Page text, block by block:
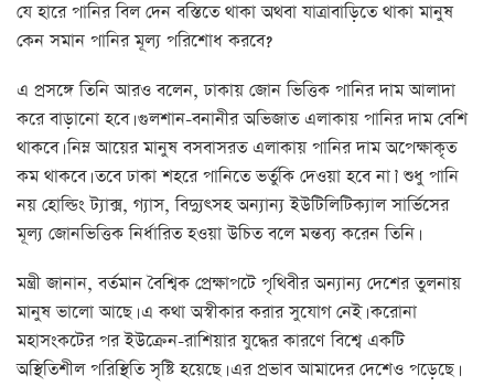
যে হারে পানির বিল দেন বস্তিতে থাকা অথবা যাত্রাবাড়িতে থাকা মানুষ
কেন সমান পানির মূল্য পরিশোধ করবে?
এ প্রসঙ্গে তিনি আরও বলেন, ঢাকায় জোন ভিত্তিক পানির দাম আলাদা
করে বাড়ানো হবে। গুলশান-বনানীর অভিজাত এলাকায় পানির দাম বেশি
থাকবে। নিম্ন আয়ের মানুষ বসবাসরত এলাকায় পানির দাম অপেক্ষাকৃত
কম থাকবে। তবে ঢাকা শহরে পানিতে ভর্তুকি দেওয়া হবে না।’ শুধু পানি
নয় হোল্ডিং ট্যাক্স, গ্যাস, বিদ্যুৎসহ অন্যান্য ইউটিলিটিক্যাল সার্ভিসের
মূল্য জোনভিত্তিক নির্ধারিত হওয়া উচিত বলে মন্তব্য করেন তিনি।
মন্ত্রী জানান, বর্তমান বৈশ্বিক প্রেক্ষাপটে পৃথিবীর অন্যান্য দেশের তুলনায়
মানুষ ভালো আছে। এ কথা অস্বীকার করার সুযোগ নেই। করোনা
মহাসংকটের পর ইউক্রেন-রাশিয়ার যুদ্ধের কারণে বিশ্বে একটি
অস্থিতিশীল পরিস্থিতি সৃষ্টি হয়েছে। এর প্রভাব আমাদের দেশেও পড়েছে।